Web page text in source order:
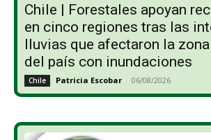
Chile | Forestales apoyan
en cinco regiones tras las
lluvias que afectaron la
del país con inundaciones
Chile Patricia Escobar - 06/08/2026